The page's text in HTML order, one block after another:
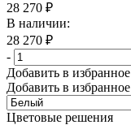
28 270 ₽
В наличии:
28 270 ₽
-
Добавить в избранное
Добавить в избранное
Цветовые решения